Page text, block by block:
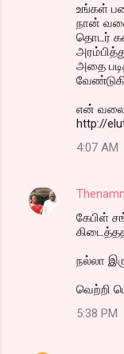
உங்கள்
நான்
தொடர்
அதை
என்
http://
4:07 AM
கேபிள்
நல்லா
வெற்றி
5:38 PM